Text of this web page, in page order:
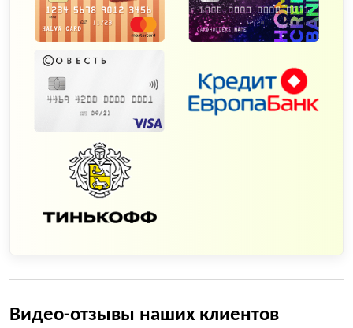
Видео-отзывы наших клиентов